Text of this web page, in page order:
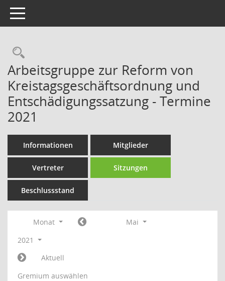
Toggle navigation
Rechercheauswahl
Arbeitsgruppe zur Reform von
Kreistagsgeschäftsordnung und
Entschädigungssatzung - Termine
2021
Informationen Mitglieder
Vertreter Sitzungen
Beschlussstand
Monat
Mai
2021
Aktuell
Gremium auswählen